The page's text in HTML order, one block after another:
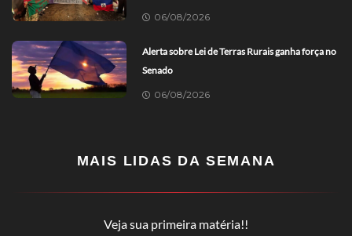
06/08/2026
Alerta sobre Lei de Terras Rurais ganha força no
Senado
06/08/2026
MAIS LIDAS DA SEMANA
Veja sua primeira matéria!!